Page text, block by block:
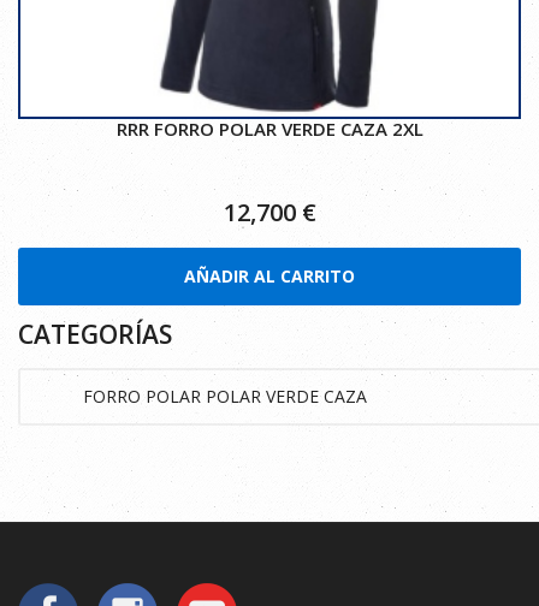
RRR FORRO POLAR VERDE CAZA 2XL
12,700 €
AÑADIR AL CARRITO
CATEGORÍAS